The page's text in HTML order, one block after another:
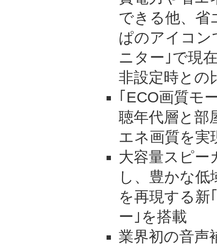
できる他、省
ぱのアイコン
ニター｣で現
非設定時との
｢ECO画質モ
聴年代層と部
エネ画質を実
大容量スピー
し、豊かな
を再現する新
ー｣を搭載
業界初の音声